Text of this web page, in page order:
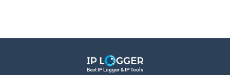
Best IP Logger & IP Tools